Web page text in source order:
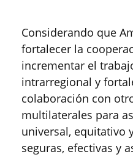
Considerando que
fortalecer la
incrementar el
intrarregional y
colaboración con
multilaterales para
universal, equitativo
seguras, efectivas y